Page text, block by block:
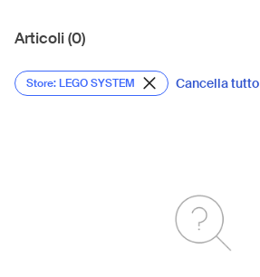
Articoli (0)
Store: LEGO SYSTEM Cancella tutto